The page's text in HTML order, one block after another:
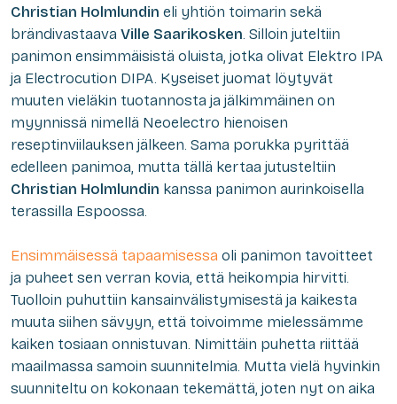
Christian Holmlundin eli yhtiön toimarin sekä
brändivastaava Ville Saarikosken. Silloin juteltiin
panimon ensimmäisistä oluista, jotka olivat Elektro IPA
ja Electrocution DIPA. Kyseiset juomat löytyvät
muuten vieläkin tuotannosta ja jälkimmäinen on
myynnissä nimellä Neoelectro hienoisen
reseptinviilauksen jälkeen. Sama porukka pyrittää
edelleen panimoa, mutta tällä kertaa jutusteltiin
Christian Holmlundin kanssa panimon aurinkoisella
terassilla Espoossa.
Ensimmäisessä tapaamisessa oli panimon tavoitteet
ja puheet sen verran kovia, että heikompia hirvitti.
Tuolloin puhuttiin kansainvälistymisestä ja kaikesta
muuta siihen sävyyn, että toivoimme mielessämme
kaiken tosiaan onnistuvan. Nimittäin puhetta riittää
maailmassa samoin suunnitelmia. Mutta vielä hyvinkin
suunniteltu on kokonaan tekemättä, joten nyt on aika